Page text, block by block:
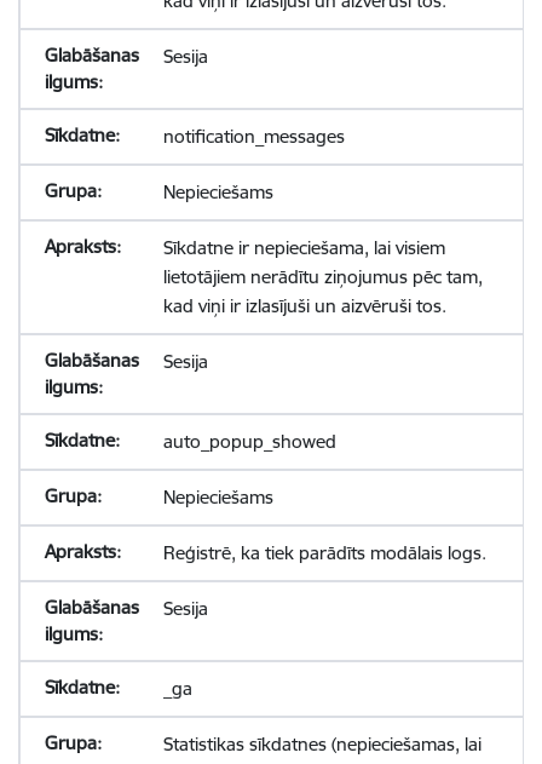
Sesija
notification_messages
Nepieciešams
Sīkdatne ir nepieciešama, lai visiem
lietotājiem nerādītu ziņojumus pēc tam,
kad viņi ir izlasījuši un aizvēruši tos.
Sesija
auto_popup_showed
Nepieciešams
Reģistrē, ka tiek parādīts modālais logs.
Sesija
_ga
Statistikas sīkdatnes (nepieciešamas, lai